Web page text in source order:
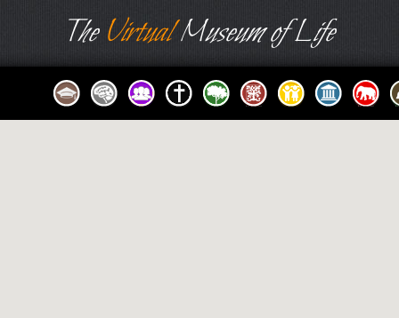
TheVirtualMuseum of Life